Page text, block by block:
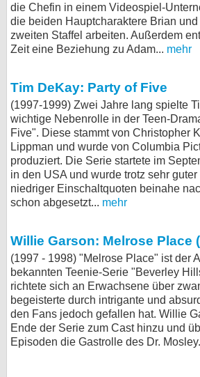
die Chefin in einem Videospiel-
die beiden Hauptcharaktere Brian
zweiten Staffel arbeiten. Außerdem
Zeit eine Beziehung zu Adam... mehr
Tim DeKay: Party of Five
(1997-1999) Zwei Jahre lang spielte
wichtige Nebenrolle in der Teen-
Five". Diese stammt von Christopher
Lippman und wurde von Columbia
produziert. Die Serie startete im
in den USA und wurde trotz sehr
niedriger Einschaltquoten beinahe
schon abgesetzt... mehr
Willie Garson: Melrose Place
(1997 - 1998) "Melrose Place" ist der
bekannten Teenie-Serie "Beverley
richtete sich an Erwachsene über
begeisterte durch intrigante und
den Fans jedoch gefallen hat. Willie
Ende der Serie zum Cast hinzu und
Episoden die Gastrolle des Dr.